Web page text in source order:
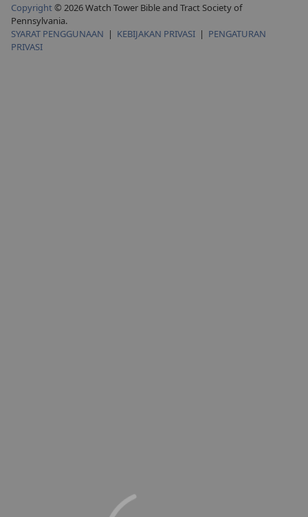
Copyright© 2026 Watch Tower Bible and Tract Society of
Pennsylvania.
SYARAT PENGGUNAAN | KEBIJAKAN PRIVASI | PENGATURAN
PRIVASI